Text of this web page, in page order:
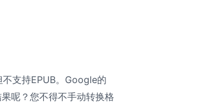
支持EPUB。Google的
呢？您不得不手动转换格